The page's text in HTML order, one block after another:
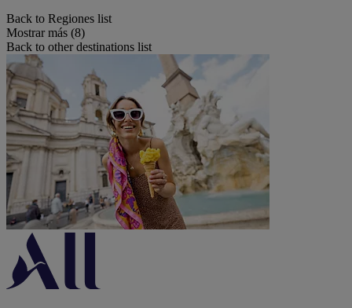
Back to Regiones list
Mostrar más (8)
Back to other destinations list